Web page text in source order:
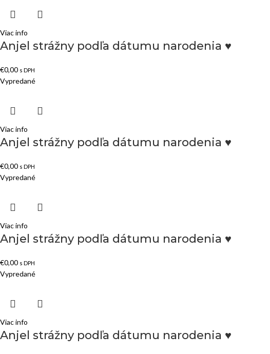
Viac info
Anjel strážny podľa dátumu narodenia ♥
€0,00 s DPH
Vypredané
Viac info
Anjel strážny podľa dátumu narodenia ♥
€0,00 s DPH
Vypredané
Viac info
Anjel strážny podľa dátumu narodenia ♥
€0,00 s DPH
Vypredané
Viac info
Anjel strážny podľa dátumu narodenia ♥